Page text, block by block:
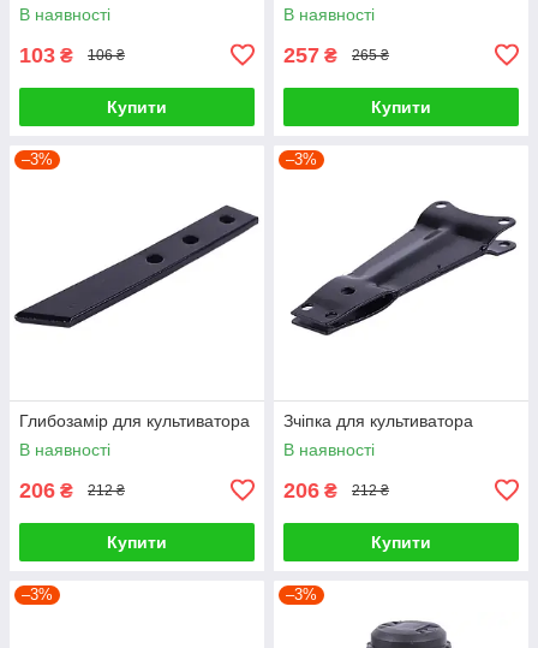
В наявності
103 ₴ 106 ₴
Купити
В наявності
257 ₴ 265 ₴
Купити
–3%
Глибозамір для культиватора
В наявності
206 ₴ 212 ₴
Купити
–3%
Зчіпка для культиватора
В наявності
206 ₴ 212 ₴
Купити
–3% –3%